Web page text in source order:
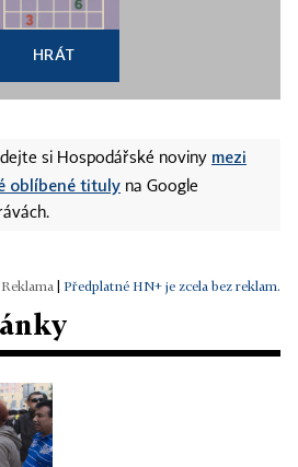
HRÁT
si Hospodářské noviny mezi
oblíbené tituly na Google
Předplatné HN+ je zcela bez reklam.